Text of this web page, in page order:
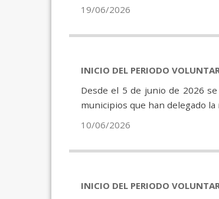
19/06/2026
INICIO DEL PERIODO
Desde el 5 de junio de 2026
municipios que han delegado
10/06/2026
INICIO DEL PERIODO